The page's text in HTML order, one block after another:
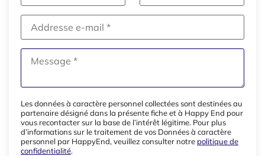
Les données à caractère personnel collectées sont destinées au
partenaire désigné dans la présente fiche et à Happy End pour
vous recontacter sur la base de l’intérêt légitime. Pour plus
d’informations sur le traitement de vos Données à caractère
personnel par HappyEnd, veuillez consulter notre politique de
confidentialité.